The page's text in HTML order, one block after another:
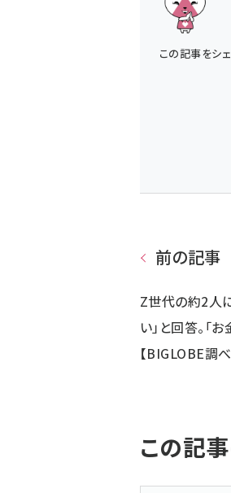
この記事をシ
前の記事
Z世代の約2人
い」と回答。「
【BIGLOBE調べ
この記